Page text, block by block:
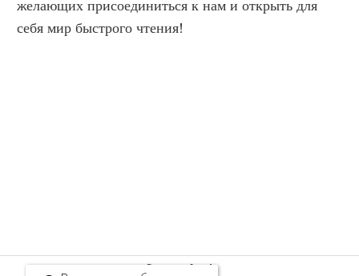
желающих присоединиться к нам и открыть для
себя мир быстрого чтения!
rss - feed